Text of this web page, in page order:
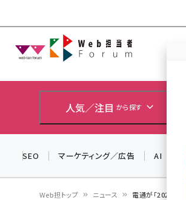
Web担当者
人気／注目 から探す
SEO マーケティング／広告 AI
Web担トップ ニュース 電通が「2024年